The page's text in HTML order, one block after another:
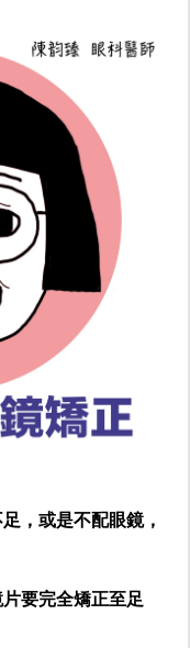
，或是不配眼鏡，
要完全矯正至足